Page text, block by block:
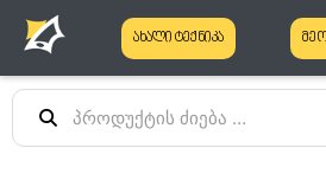
ახალი ტექნიკა